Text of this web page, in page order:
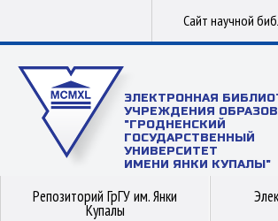
Сайт научной
ЭЛЕКТРОННАЯ
УЧРЕЖДЕНИЯ
"ГРОДНЕНСКИЙ
ГОСУДАРСТВЕННЫЙ
УНИВЕРСИТЕТ
ИМЕНИ ЯНКИ КУПАЛЫ"
Репозиторий ГрГУ им. Янки
Купалы